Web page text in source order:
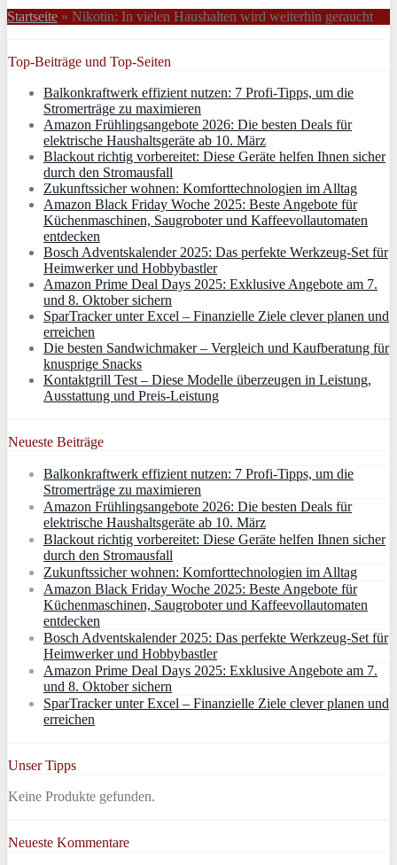
Startseite » Nikotin: In vielen Haushalten wird weiterhin geraucht
Top-Beiträge und Top-Seiten
Balkonkraftwerk effizient nutzen: 7 Profi-Tipps, um die
Stromerträge zu maximieren
Amazon Frühlingsangebote 2026: Die besten Deals für
elektrische Haushaltsgeräte ab 10. März
Blackout richtig vorbereitet: Diese Geräte helfen Ihnen sicher
durch den Stromausfall
Zukunftssicher wohnen: Komforttechnologien im Alltag
Amazon Black Friday Woche 2025: Beste Angebote für
Küchenmaschinen, Saugroboter und Kaffeevollautomaten
entdecken
Bosch Adventskalender 2025: Das perfekte Werkzeug-Set für
Heimwerker und Hobbybastler
Amazon Prime Deal Days 2025: Exklusive Angebote am 7.
und 8. Oktober sichern
SparTracker unter Excel – Finanzielle Ziele clever planen und
erreichen
Die besten Sandwichmaker – Vergleich und Kaufberatung für
knusprige Snacks
Kontaktgrill Test – Diese Modelle überzeugen in Leistung,
Ausstattung und Preis-Leistung
Neueste Beiträge
Balkonkraftwerk effizient nutzen: 7 Profi-Tipps, um die
Stromerträge zu maximieren
Amazon Frühlingsangebote 2026: Die besten Deals für
elektrische Haushaltsgeräte ab 10. März
Blackout richtig vorbereitet: Diese Geräte helfen Ihnen sicher
durch den Stromausfall
Zukunftssicher wohnen: Komforttechnologien im Alltag
Amazon Black Friday Woche 2025: Beste Angebote für
Küchenmaschinen, Saugroboter und Kaffeevollautomaten
entdecken
Bosch Adventskalender 2025: Das perfekte Werkzeug-Set für
Heimwerker und Hobbybastler
Amazon Prime Deal Days 2025: Exklusive Angebote am 7.
und 8. Oktober sichern
SparTracker unter Excel – Finanzielle Ziele clever planen und
erreichen
Unser Tipps
Keine Produkte gefunden.
Neueste Kommentare